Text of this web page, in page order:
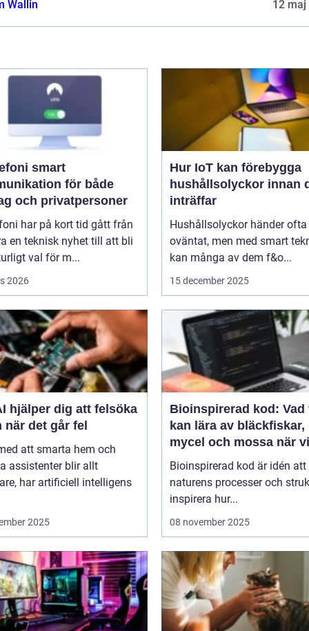
Wallin 12 maj
smart
för både
och privatpersoner
har på kort tid gått från
en teknisk nyhet till att bli
val för m...
2026
Hur IoT kan förebygga
hushållsolyckor innan
inträffar
Hushållsolyckor händer ofta
oväntat, men med smart
kan många av dem f&o...
15 december 2025
hjälper dig att felsöka
när det går fel
att smarta hem och
assistenter blir allt
har artificiell intelligens
2025
Bioinspirerad kod: Vad
kan lära av bläckfiskar,
mycel och mossa när vi
bygger nya system
Bioinspirerad kod är idén
naturens processer och
inspirera hur...
08 november 2025